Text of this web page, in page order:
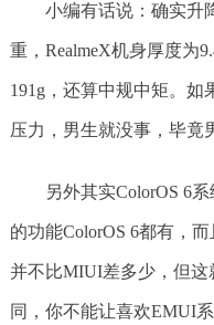
小编有话说：确实升
重，RealmeX机身厚度为
191g，还算中规中矩。如
压力，男生就没事，毕竟
另外其实ColorOS 6
的功能ColorOS 6都有，
并不比MIUI差多少，但
同，你不能让喜欢EMUI